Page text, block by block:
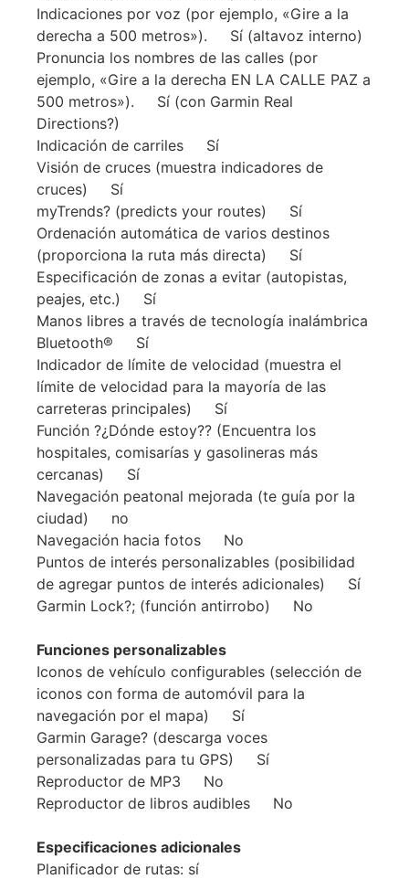
Indicaciones por voz (por ejemplo, «Gire a la
derecha a 500 metros»). Sí (altavoz interno)
Pronuncia los nombres de las calles (por
ejemplo, «Gire a la derecha EN LA CALLE PAZ a
500 metros»). Sí (con Garmin Real
Directions?)
Indicación de carriles Sí
Visión de cruces (muestra indicadores de
cruces) Sí
myTrends? (predicts your routes) Sí
Ordenación automática de varios destinos
(proporciona la ruta más directa) Sí
Especificación de zonas a evitar (autopistas,
peajes, etc.) Sí
Manos libres a través de tecnología inalámbrica
Bluetooth® Sí
Indicador de límite de velocidad (muestra el
límite de velocidad para la mayoría de las
carreteras principales) Sí
Función ?¿Dónde estoy?? (Encuentra los
hospitales, comisarías y gasolineras más
cercanas) Sí
Navegación peatonal mejorada (te guía por la
ciudad) no
Navegación hacia fotos No
Puntos de interés personalizables (posibilidad
de agregar puntos de interés adicionales) Sí
Garmin Lock?; (función antirrobo) No
Funciones personalizables
Iconos de vehículo configurables (selección de
iconos con forma de automóvil para la
navegación por el mapa) Sí
Garmin Garage? (descarga voces
personalizadas para tu GPS) Sí
Reproductor de MP3 No
Reproductor de libros audibles No
Especificaciones adicionales
Planificador de rutas: sí